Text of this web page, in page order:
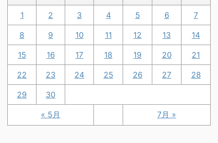
« 5月 7月 »
1 2 3 4 5 6 7
8 9 10 11 12 13 14
15 16 17 18 19 20 21
22 23 24 25 26 27 28
29 30